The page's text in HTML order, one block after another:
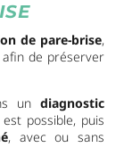
de pare-brise,
de préserver
un diagnostic
possible, puis
, avec ou sans